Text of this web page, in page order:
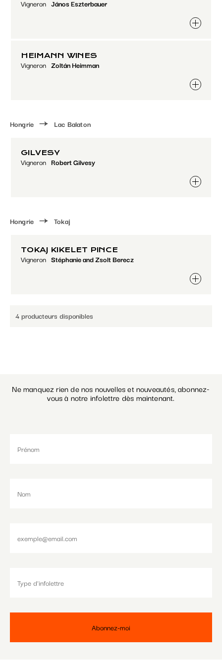
Vigneron János Eszterbauer
HEIMANN WINES
Vigneron Zoltán Heimman
Hongrie Lac Balaton
GILVESY
Vigneron Robert Gilvesy
Hongrie Tokaj
TOKAJ KIKELET PINCE
Vigneron Stéphanie and Zsolt Berecz
4 producteurs disponibles
Ne manquez rien de nos nouvelles et nouveautés, abonnez-
vous à notre infolettre dès maintenant.